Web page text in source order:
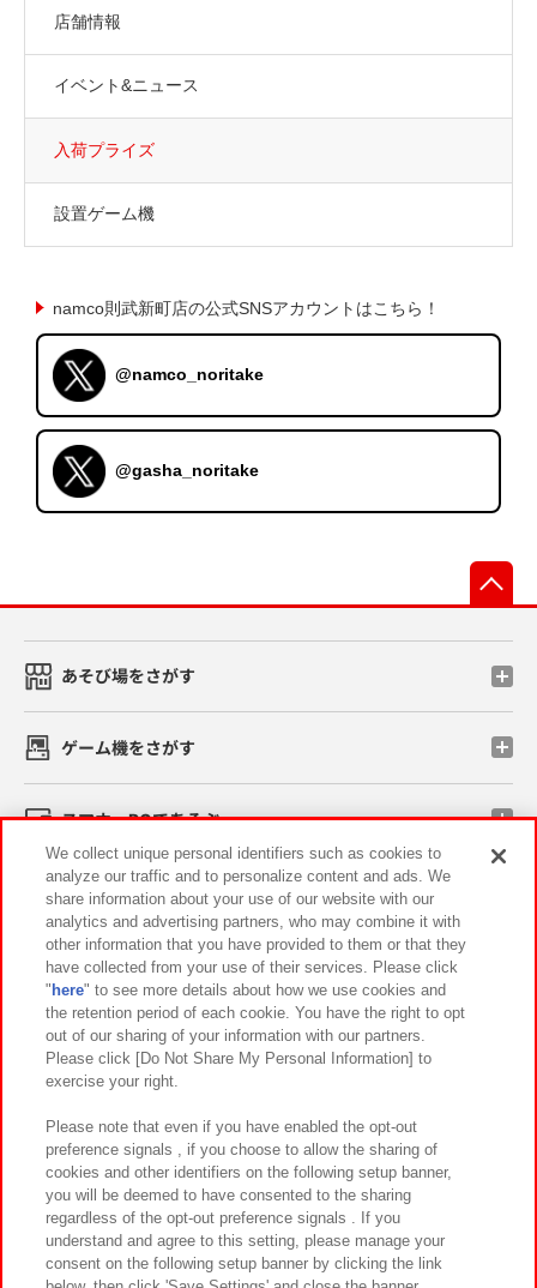
店舗情報
イベント&ニュース
入荷プライズ
設置ゲーム機
namco則武新町店の公式SNSアカウントはこちら！
@namco_noritake
@gasha_noritake
あそび場をさがす
ゲーム機をさがす
スマホ・PCであそぶ
イベント・キャンペーン
関連会社 サステナビリティ サイトポリシー
プライバシーポリシー ウェブアクセシビリティ方針と検証結果
お取引先さまとともに
カスタマーハラスメント対応方針 よくあるご質問・お問い合わせ
We collect unique personal identifiers such as cookies to
analyze our traffic and to personalize content and ads. We
share information about your use of our website with our
analytics and advertising partners, who may combine it with
other information that you have provided to them or that they
have collected from your use of their services. Please click
" here" to see more details about how we use cookies and
the retention period of each cookie. You have the right to opt
out of our sharing of your information with our partners.
Please click [Do Not Share My Personal Information] to
exercise your right.
Please note that even if you have enabled the opt-out
preference signals , if you choose to allow the sharing of
cookies and other identifiers on the following setup banner,
you will be deemed to have consented to the sharing
regardless of the opt-out preference signals . If you
understand and agree to this setting, please manage your
consent on the following setup banner by clicking the link